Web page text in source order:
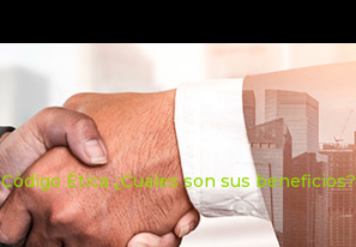
Código Ética ¿Cuales son sus beneficios?